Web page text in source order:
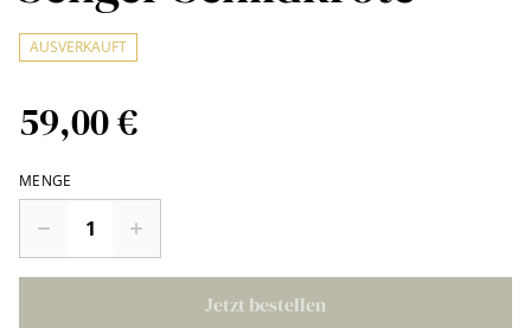
AUSVERKAUFT
59,00 €
MENGE
Jetzt bestellen